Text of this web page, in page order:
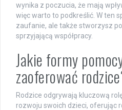
wynika z poczucia, że mają
więc warto to podkreślić. W ten
zaufanie, ale także stworzysz
sprzyjającą współpracy.
Jakie formy
zaoferować
Rodzice odgrywają kluczową
rozwoju swoich dzieci, oferując